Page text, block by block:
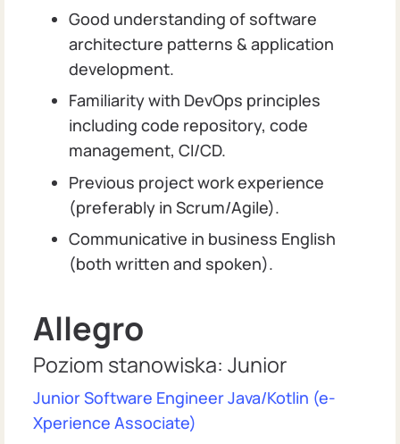
Good understanding of software
architecture patterns & application
development.
Familiarity with DevOps principles
including code repository, code
management, CI/CD.
Previous project work experience
(preferably in Scrum/Agile).
Communicative in business English
(both written and spoken).
Allegro
Poziom stanowiska: Junior
Junior Software Engineer Java/Kotlin (e-
Xperience Associate)